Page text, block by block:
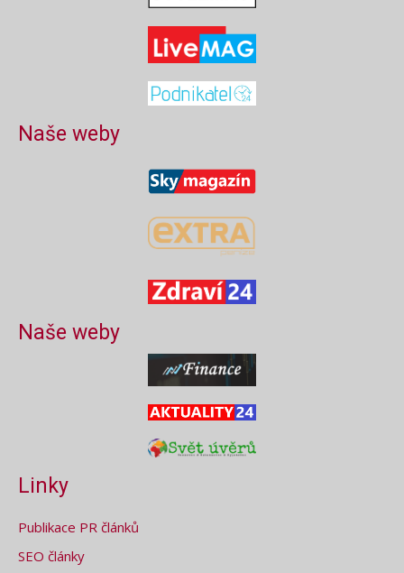
Naše weby
Naše weby
Linky
Publikace PR článků
SEO články